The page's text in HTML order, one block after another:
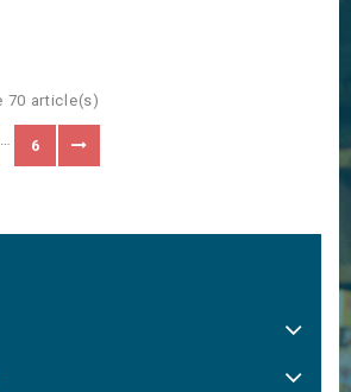
70 article(s)
… 6